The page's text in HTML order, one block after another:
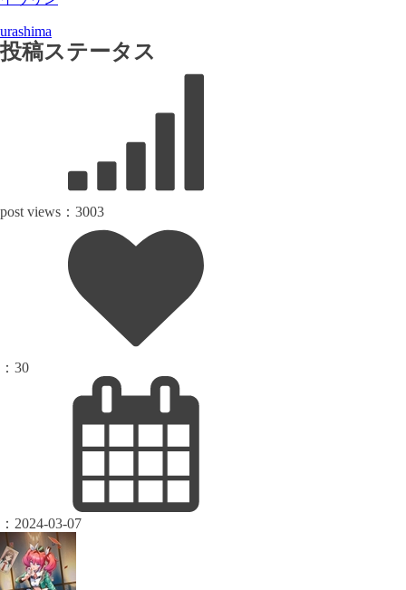
urashima
投稿ステータス
post views： 3003
： 30
： 2024-03-07